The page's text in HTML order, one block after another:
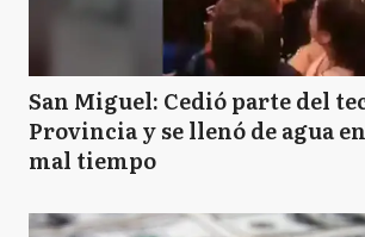
BJ Benito Juarez
San Miguel: Cedió parte del
Provincia y se llenó de agua
mal tiempo